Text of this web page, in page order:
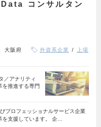
コンサルタン
大阪府 外資系企業
上場
／アナリティ
を推進する専門
プロフェッショナルサービス企業
を支援しています。 企…